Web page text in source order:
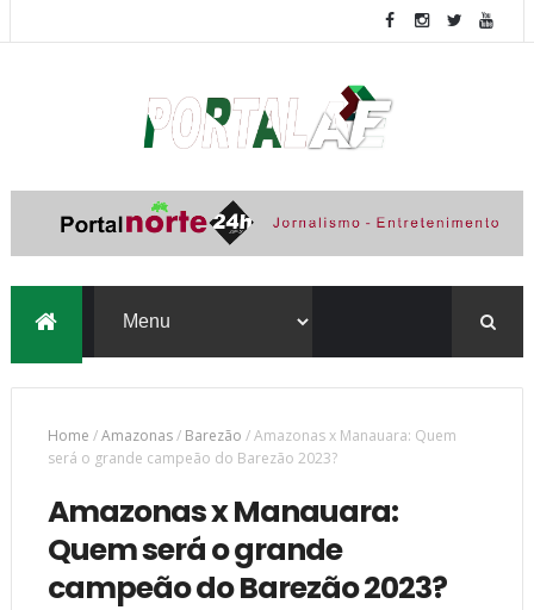
Home /Amazonas/ Barezão /Amazonas x Manauara: Quem
será o grande campeão do Barezão 2023?
Amazonas x Manauara:
Quem será o grande
campeão do Barezão 2023?